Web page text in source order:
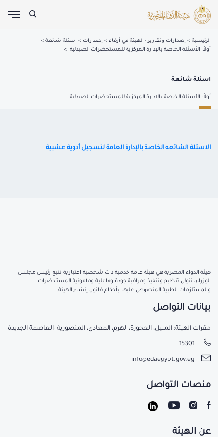
الرئيسية إصدارات وتقارير - الهيئة في أرقام إصدارات
اسئلة شائعة
أولاً: الأسئلة الخاصة بالإدارة المركزية للمستحضرات الصيدلية
اسئلة شائعة
أولاً: الأسئلة الخاصة بالإدارة المركزية للمستحضرات الصيدلية
الاسئلة الشائعه الخاصة بالإدارة العامة لتسجيل أدوية عشبية
هيئة الدواء المصرية هي هيئة عامة خدمية ذات شخصية اعتبارية تتبع رئيس مجلس
الوزراء، تتولى تنظيم وتنفيذ ومراقبة جودة وفاعلية ومأمونية المستحضرات
والمستلزمات الطبية المنصوص عليها بأحكام قانون إنشاء الهيئة.
عن الهيئة
بيانات التواصل
مقرات الهيئة: المنيل، العجوزة، الهرم، المعادي، المنصورية -العاصمة الجديدة
15301
info@edaegypt.gov.eg
منصات التواصل